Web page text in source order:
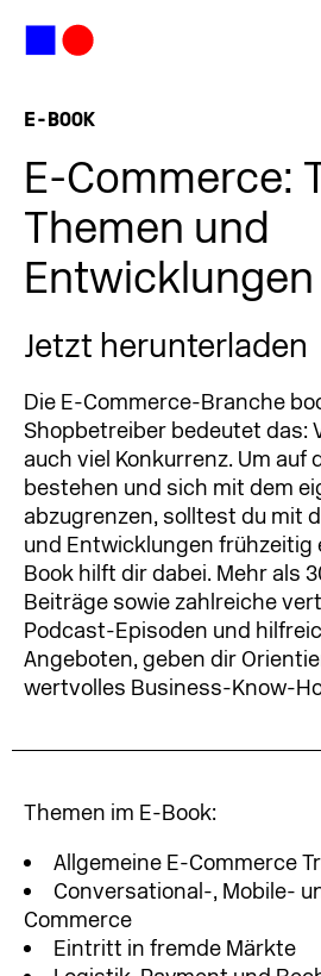
E-BOOK
E-Commerce:
Themen und
Entwicklungen
Jetzt herunterladen
Die E-Commerce-Branche
Shopbetreiber bedeutet das:
auch viel Konkurrenz. Um auf
bestehen und sich mit dem
abzugrenzen, solltest du mit
und Entwicklungen frühzeitig
Book hilft dir dabei. Mehr als
Beiträge sowie zahlreiche
Podcast-Episoden und
Angeboten, geben dir
wertvolles Business-Know-
Themen im E-Book:
Allgemeine E-Commerce
Conversational-, Mobile-
Commerce
Eintritt in fremde Märkte